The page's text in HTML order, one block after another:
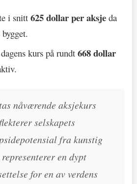
i snitt 625 dollar per aksje da
kurs på rundt 668 dollar
nåværende aksjekurs
selskapets
fra kunstig
en dypt
for en av verdens